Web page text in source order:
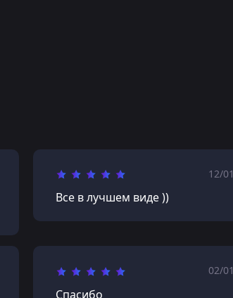
12/01
Все в лучшем виде ))
02/01
Спасибо